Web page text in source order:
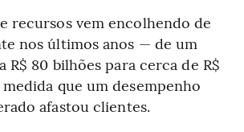
recursos vem encolhendo de
nos últimos anos — de um
R$ 80 bilhões para cerca de R$
que um desempenho
afastou clientes.